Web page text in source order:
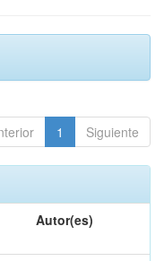
1 Siguiente
Autor(es)